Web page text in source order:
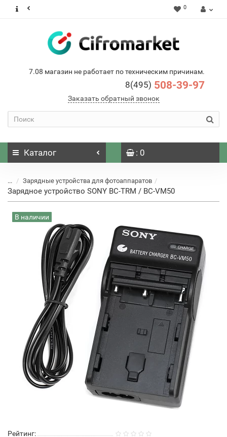
0
7.08 магазин не работает по техническим причинам.
8(495) 508-39-97
Заказать обратный звонок
Каталог : 0
... Зарядные устройства для фотоаппаратов
Зарядное устройство SONY BC-TRM / BC-VM50
В наличии
Рейтинг: